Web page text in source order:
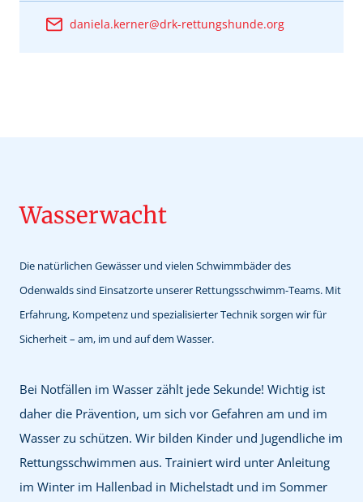
daniela.kerner@drk-rettungshunde.org
Wasserwacht
Die natürlichen Gewässer und vielen Schwimmbäder des
Odenwalds sind Einsatzorte unserer Rettungsschwimm-Teams. Mit
Erfahrung, Kompetenz und spezialisierter Technik sorgen wir für
Sicherheit – am, im und auf dem Wasser.
Bei Notfällen im Wasser zählt jede Sekunde! Wichtig ist
daher die Prävention, um sich vor Gefahren am und im
Wasser zu schützen. Wir bilden Kinder und Jugendliche im
Rettungsschwimmen aus. Trainiert wird unter Anleitung
im Winter im Hallenbad in Michelstadt und im Sommer